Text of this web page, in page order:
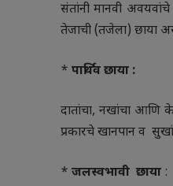
संतांनी मानवी
तेजाची (तजेला) छाया
* पार्थिव छाया :
दातांचा, नखांचा आणि
प्रकारचे खानपान व
* जलस्वभावी छाया :